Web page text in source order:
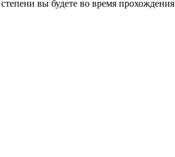
вы будете во время